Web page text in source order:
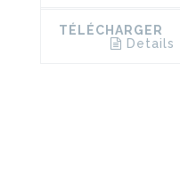
TÉLÉCHARGER
Details